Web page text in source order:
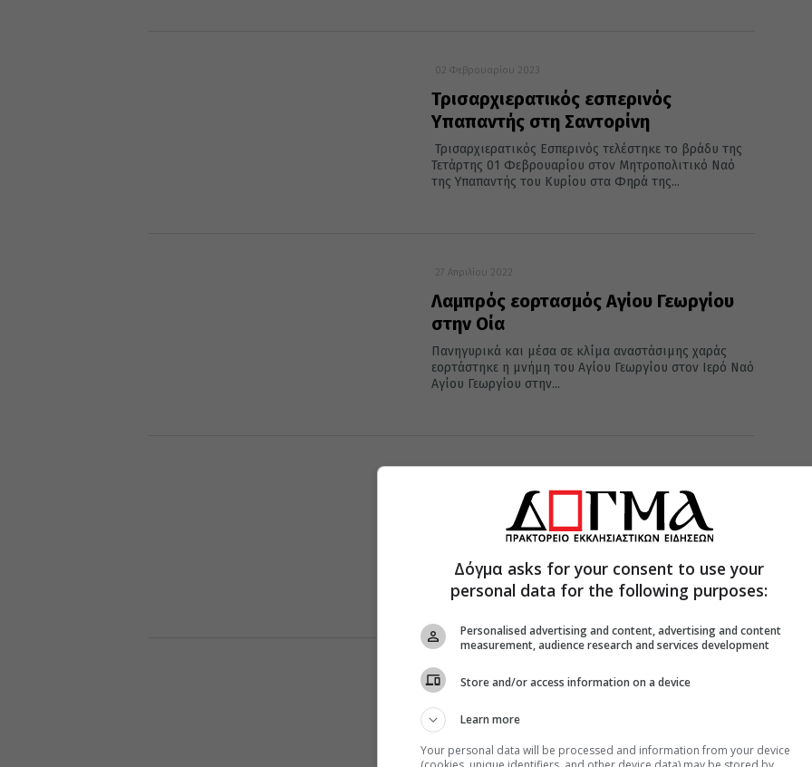
02 Φεβρουαρίου 2023
Τρισαρχιερατικός εσπερινός
Υπαπαντής στη Σαντορίνη
Τρισαρχιερατικός Εσπερινός τελέστηκε το βράδυ της
Τετάρτης 01 Φεβρουαρίου στον Μητροπολιτικό Ναό
της Υπαπαντής του Κυρίου στα Φηρά της...
27 Απριλίου 2022
Λαμπρός εορτασμός Αγίου Γεωργίου
στην Οία
Πανηγυρικά και μέσα σε κλίμα αναστάσιμης χαράς
εορτάστηκε η μνήμη του Αγίου Γεωργίου στον Ιερό Ναό
Αγίου Γεωργίου στην...
Μνήμη Αγίας Αικατερίνης στο
Εμπορείο Σαντορίνης
τιμήθηκε σήμερα στο Εμπορείο της Σαντορίνης, στον
φερώνυμο Ιερό Ναό, Μετόχιο της...
12 Νοεμβρίου 2021
Εορτή πολιουχου Φηρών Αγίου Μηνά
Την εορτή του πολιούχου Φηρών Αγίου Μηνά τέλεσε
στη Σαντορίνη ο Σεβασμιώτατος Σύρου Δωρόθεος Β'
Δόγμα asks for your consent to use your
personal data for the following purposes:
Personalised advertising and content, advertising and content
measurement, audience research and services development
Store and/or access information on a device
Learn more
Your personal data will be processed and information from your device